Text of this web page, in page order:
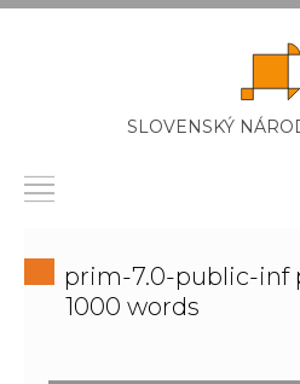
SLOVENSKÝ
prim-7.0-public-inf
1000 words